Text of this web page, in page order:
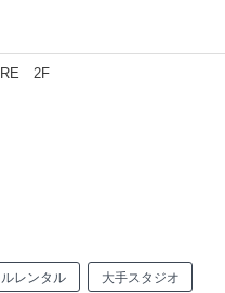
2F
レンタル 大手スタジオ